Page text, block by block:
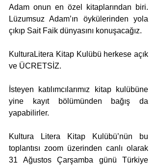
Adam onun en özel kitaplarından biri.
Lüzumsuz Adam’ın öykülerinden yola
çıkıp Sait Faik dünyasını konuşacağız.
KulturaLitera Kitap Kulübü herkese açık
ve ÜCRETSİZ.
İsteyen katılımcılarımız kitap kulübüne
yine kayıt bölümünden bağış da
yapabilirler.
Kultura Litera Kitap Kulübü’nün bu
toplantısı zoom üzerinden canlı olarak
31 Ağustos Çarşamba günü Türkiye